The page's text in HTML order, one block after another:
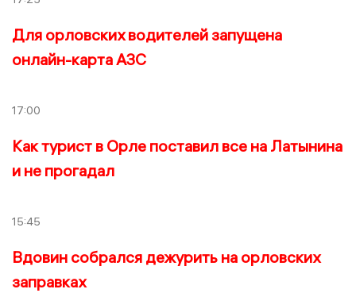
Для орловских водителей запущена
онлайн-карта АЗС
17:00
Как турист в Орле поставил все на Латынина
и не прогадал
15:45
Вдовин собрался дежурить на орловских
заправках